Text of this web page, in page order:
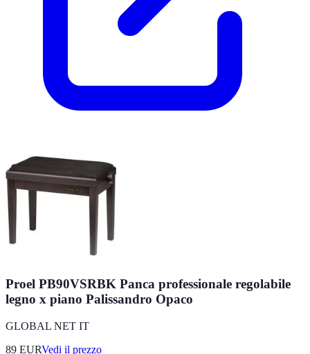
Proel PB90VSRBK Panca professionale regolabile
legno x piano Palissandro Opaco
GLOBAL NET IT
89 EURVedi il prezzo